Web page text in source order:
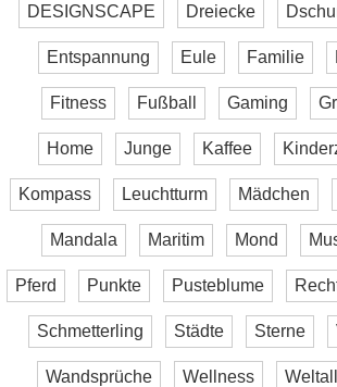
DESIGNSCAPE Dreiecke
Entspannung Eule Familie
Fitness Fußball Gaming
Home Junge Kaffee
Kompass Leuchtturm Mädchen
Mandala Maritim Mond
Pferd Punkte Pusteblume
Schmetterling Städte Sterne
Wandsprüche Wellness Weltall